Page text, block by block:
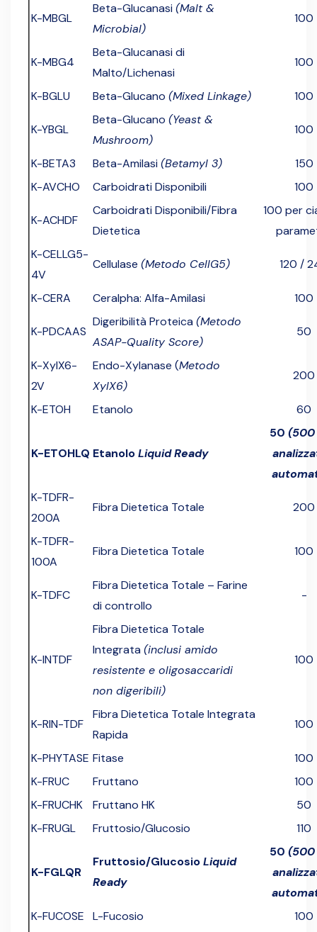
K-MBGL
Beta-Glucanasi(Malt &
Microbial)
100
K-MBG4
Beta-Glucanasi di
Malto/Lichenasi
100
K-BGLU Beta-Glucano (Mixed Linkage) 100
K-YBGL
Beta-Glucano (Yeast &
Mushroom)
100
K-BETA3 Beta-Amilasi(Betamyl 3)
150
K-AVCHO
Carboidrati Disponibili 100
K-ACHDF
Carboidrati Disponibili/Fibra
Dietetica
100 per
K-CELLG5-
4V
Cellulase (Metodo CellG5) 120 /
K-CERA Ceralpha: Alfa-Amilasi 100
K-PDCAAS
Digeribilità Proteica(Metodo
ASAP-Quality Score)
50
K-XylX6-
2V
Endo-Xylanase (Metodo
XylX6)
200
K-ETOH Etanolo 60
K-ETOHLQ EtanoloLiquid Ready
50 (500
K-TDFR-
200A
Fibra Dietetica Totale 200
K-TDFR-
100A
Fibra Dietetica Totale 100
K-TDFC
Fibra Dietetica Totale – Farine
di controllo
-
K-INTDF
Fibra Dietetica Totale
Integrata(inclusi amido
resistente e oligosaccaridi
non digeribili)
100
K-RIN-TDF
Fibra Dietetica Totale Integrata
Rapida
100
K-PHYTASE Fitase
100
K-FRUC
Fruttano
100
K-FRUCHK
Fruttano HK
50
K-FRUGL
Fruttosio/Glucosio 110
K-FGLQR
Fruttosio/GlucosioLiquid
Ready
50 (500
K-FUCOSE
L-Fucosio 100